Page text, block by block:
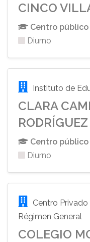
CINCO
Centro público
Diurno
Instituto de
CLARA
RODRÍGUEZ
Centro público
Diurno
Centro
Régimen General
COLEGIO